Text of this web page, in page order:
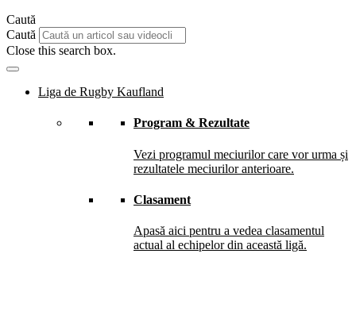
Caută
Caută
Close this search box.
Liga de Rugby Kaufland
Program & Rezultate
Vezi programul meciurilor care vor urma și
rezultatele meciurilor anterioare.
Clasament
Apasă aici pentru a vedea clasamentul
actual al echipelor din această ligă.